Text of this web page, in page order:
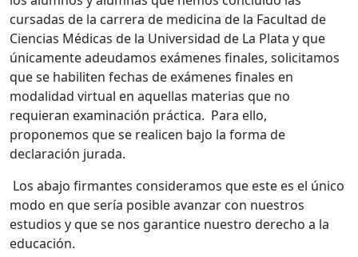
cursadas de la carrera de medicina de la Facultad de
Ciencias Médicas de la Universidad de La Plata y que
únicamente adeudamos exámenes finales, solicitamos
que se habiliten fechas de exámenes finales en
modalidad virtual en aquellas materias que no
requieran examinación práctica. Para ello,
proponemos que se realicen bajo la forma de
declaración jurada.
Los abajo firmantes consideramos que este es el único
modo en que sería posible avanzar con nuestros
estudios y que se nos garantice nuestro derecho a la
educación.